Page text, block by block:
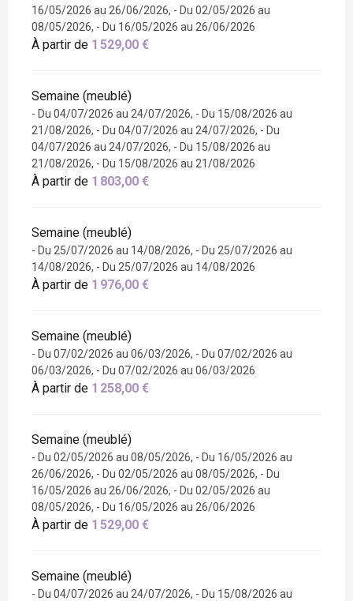
16/05/2026 au 26/06/2026, - Du 02/05/2026 au
08/05/2026, - Du 16/05/2026 au 26/06/2026
À partir de 1 529,00 €
Semaine (meublé)
- Du 04/07/2026 au 24/07/2026, - Du 15/08/2026 au
21/08/2026, - Du 04/07/2026 au 24/07/2026, - Du
04/07/2026 au 24/07/2026, - Du 15/08/2026 au
21/08/2026, - Du 15/08/2026 au 21/08/2026
À partir de 1 803,00 €
Semaine (meublé)
- Du 25/07/2026 au 14/08/2026, - Du 25/07/2026 au
14/08/2026, - Du 25/07/2026 au 14/08/2026
À partir de 1 976,00 €
Semaine (meublé)
- Du 07/02/2026 au 06/03/2026, - Du 07/02/2026 au
06/03/2026, - Du 07/02/2026 au 06/03/2026
À partir de 1 258,00 €
Semaine (meublé)
- Du 02/05/2026 au 08/05/2026, - Du 16/05/2026 au
26/06/2026, - Du 02/05/2026 au 08/05/2026, - Du
16/05/2026 au 26/06/2026, - Du 02/05/2026 au
08/05/2026, - Du 16/05/2026 au 26/06/2026
À partir de 1 529,00 €
Semaine (meublé)
- Du 04/07/2026 au 24/07/2026, - Du 15/08/2026 au